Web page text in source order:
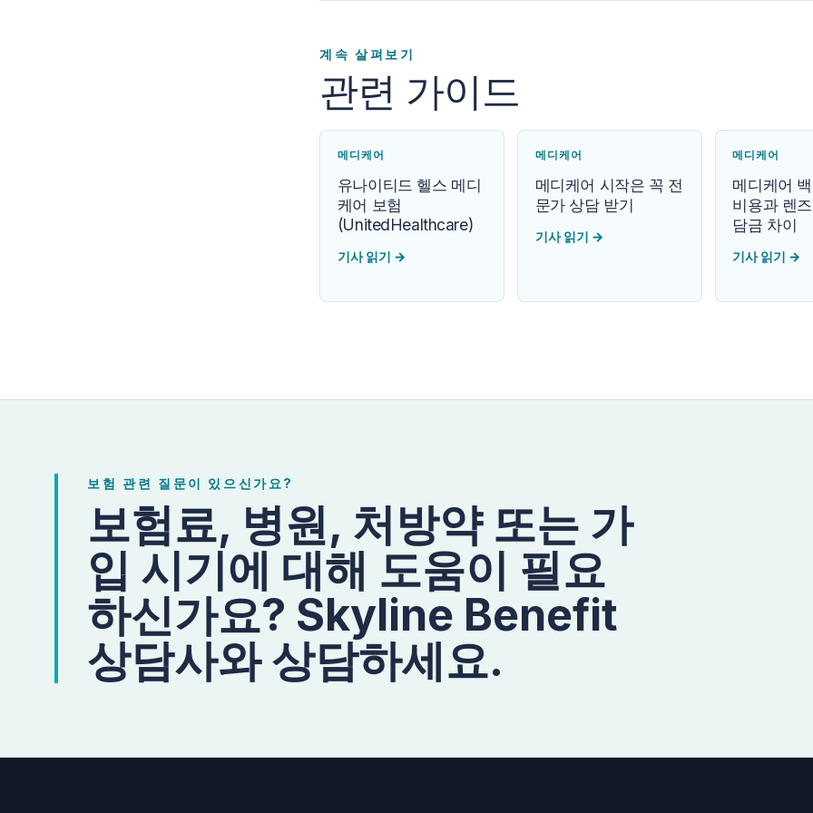
계속 살펴보기
관련 가이드
메디케어
유나이티드 헬스 메디
케어 보험
(UnitedHealthcare)
기사 읽기 →
메디케어
메디케어 시작은 꼭 전
문가 상담 받기
기사 읽기 →
메디케어
메디케어
비용과 렌
담금 차이
기사 읽기 →
보험 관련 질문이 있으신가요?
보험료, 병원, 처방약 또는 가
입 시기에 대해 도움이 필요
하신가요? Skyline Benefit
상담사와 상담하세요.